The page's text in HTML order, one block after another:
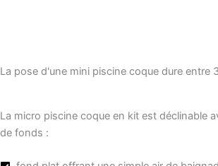
La pose d'une mini piscine coque dure entre
La micro piscine coque en kit est déclinable
de fonds :